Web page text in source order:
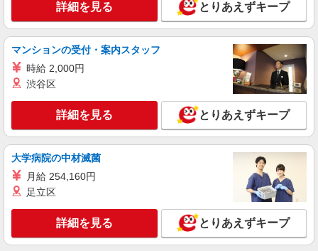
詳細を見る とりあえずキープ
マンションの受付・案内スタッフ
時給 2,000円
渋谷区
詳細を見る とりあえずキープ
大学病院の中材滅菌
月給 254,160円
足立区
詳細を見る とりあえずキープ